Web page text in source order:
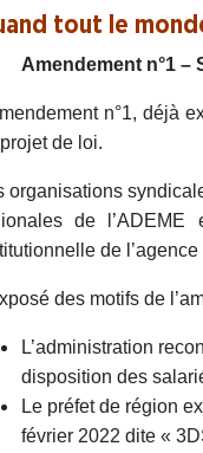
tout le
Amendement n°1 –
n°1, déjà
de loi.
organisations
de
de
des motifs de
L’administration
disposition des
Le préfet de région
février 2022 dite «